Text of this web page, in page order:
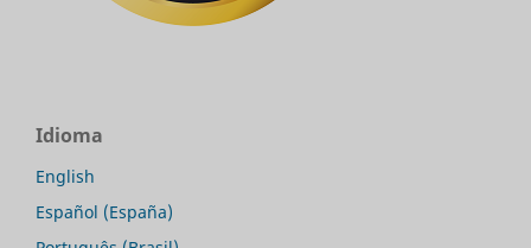
Idioma
English
Español (España)